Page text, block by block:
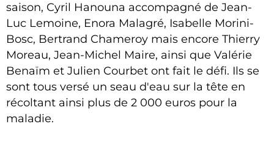
saison, Cyril Hanouna accompagné de Jean-
Luc Lemoine, Enora Malagré, Isabelle Morini-
Bosc, Bertrand Chameroy mais encore Thierry
Moreau, Jean-Michel Maire, ainsi que Valérie
Benaïm et Julien Courbet ont fait le défi. Ils se
sont tous versé un seau d'eau sur la tête en
récoltant ainsi plus de 2 000 euros pour la
maladie.